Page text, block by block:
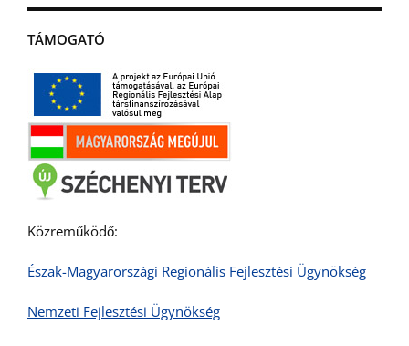
TÁMOGATÓ
Közreműködő:
Észak-Magyarországi Regionális Fejlesztési Ügynökség
Nemzeti Fejlesztési Ügynökség